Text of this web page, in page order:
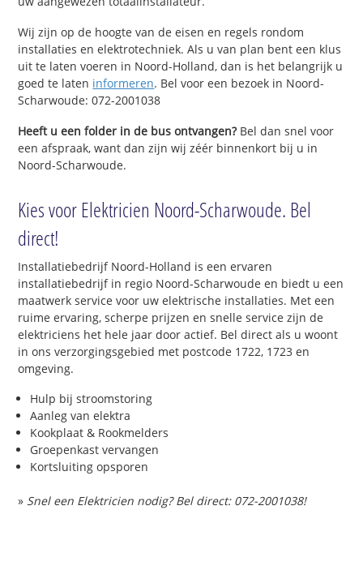
Wij zijn op de hoogte van de eisen en regels rondom
installaties en elektrotechniek. Als u van plan bent een klus
uit te laten voeren in Noord-Holland, dan is het belangrijk u
goed te laten informeren. Bel voor een bezoek in Noord-
Scharwoude: 072-2001038
Heeft u een folder in de bus ontvangen?Bel dan snel voor
een afspraak, want dan zijn wij zéér binnenkort bij u in
Noord-Scharwoude.
Kies voor Elektricien Noord-Scharwoude. Bel
direct!
Installatiebedrijf Noord-Holland is een ervaren
installatiebedrijf in regio Noord-Scharwoude en biedt u een
maatwerk service voor uw elektrische installaties. Met een
ruime ervaring, scherpe prijzen en snelle service zijn de
elektriciens het hele jaar door actief. Bel direct als u woont
in ons verzorgingsgebied met postcode 1722, 1723 en
omgeving.
Hulp bij stroomstoring
Aanleg van elektra
Kookplaat & Rookmelders
Groepenkast vervangen
Kortsluiting opsporen
» Snel een Elektricien nodig? Bel direct: 072-2001038!